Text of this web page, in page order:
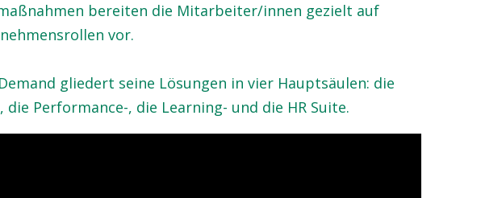
bereiten die Mitarbeiter/innen gezielt auf
vor.
gliedert seine Lösungen in vier Hauptsäulen: die
die Performance-, die Learning- und die HR Suite.